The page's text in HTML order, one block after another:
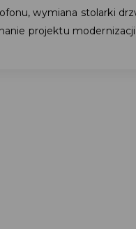
wymiana stolarki
projektu